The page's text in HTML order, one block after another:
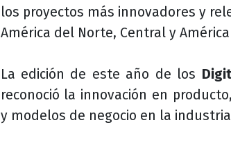
los proyectos más innovadores y
América del Norte, Central y
La edición de este año de los
reconoció la innovación en
y modelos de negocio en la